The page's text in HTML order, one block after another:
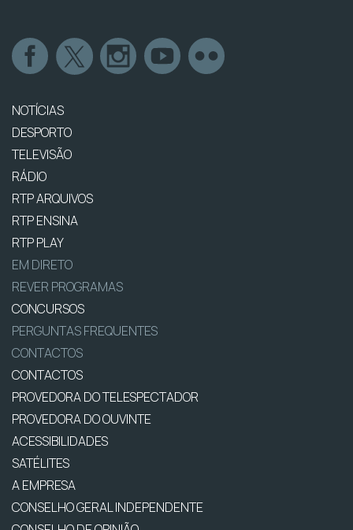
NOTÍCIAS
DESPORTO
TELEVISÃO
RÁDIO
RTP ARQUIVOS
RTP ENSINA
RTP PLAY
EM DIRETO
REVER PROGRAMAS
CONCURSOS
PERGUNTAS FREQUENTES
CONTACTOS
CONTACTOS
PROVEDORA DO TELESPECTADOR
PROVEDORA DO OUVINTE
ACESSIBILIDADES
SATÉLITES
A EMPRESA
CONSELHO GERAL INDEPENDENTE